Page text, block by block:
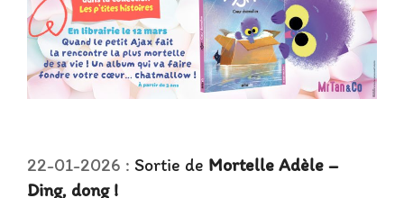
22-01-2026 : Sortie de Mortelle Adèle –
Ding, dong !